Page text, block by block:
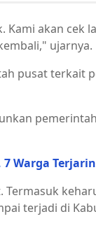
Kami akan cek
ujarnya.
pusat terkait
Warga
terjadi di